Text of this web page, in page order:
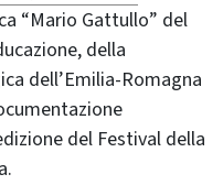
“Mario Gattullo” del
della
dell’Emilia-Romagna
del Festival della